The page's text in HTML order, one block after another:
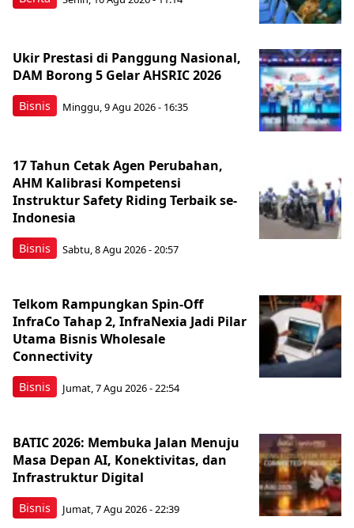
Bisnis
Ukir Prestasi di Panggung Nasional,
DAM Borong 5 Gelar AHSRIC 2026
Minggu, 9 Agu 2026 - 16:35
Bisnis
17 Tahun Cetak Agen Perubahan,
AHM Kalibrasi Kompetensi
Instruktur Safety Riding Terbaik se-
Indonesia
Sabtu, 8 Agu 2026 - 20:57
Bisnis
Telkom Rampungkan Spin-Off
InfraCo Tahap 2, InfraNexia Jadi Pilar
Utama Bisnis Wholesale
Connectivity
Jumat, 7 Agu 2026 - 22:54
Bisnis
BATIC 2026: Membuka Jalan Menuju
Masa Depan AI, Konektivitas, dan
Infrastruktur Digital
Jumat, 7 Agu 2026 - 22:39